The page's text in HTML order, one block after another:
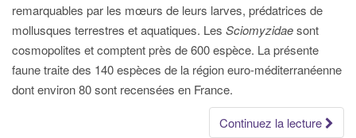
remarquables par les mœurs de leurs larves, prédatrices de
mollusques terrestres et aquatiques. Les Sciomyzidaesont
cosmopolites et comptent près de 600 espèce. La présente
faune traite des 140 espèces de la région euro-méditerranéenne
dont environ 80 sont recensées en France.
Continuez la lecture